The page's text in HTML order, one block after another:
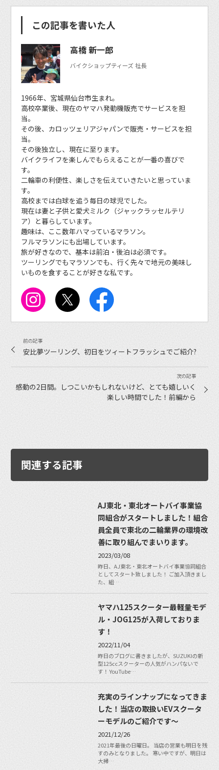
この記事を書いた人
高橋 新一郎
バイクショップティーズ 社長
1966年、宮城県仙台市生まれ。
高校卒業後、現在のヤマハ発動機販売でサービスを担
当。
その後、カロッツェリアジャパンで販売・サービスを担
当。
その後独立し、現在に至ります。
バイクライフを楽しんでもらえることが一番の喜びで
す。
二輪車の利便性、楽しさを伝えていきたいと思っていま
す。
高校までは白球を追う毎日の球児でした。
現在は妻と子供と愛犬ミルク（ジャックラッセルテリ
ア）と暮らしています。
趣味は、ここ数年ハマっているマラソン。
フルマラソンにも出場しています。
旅が好きなので、基本は前泊・後泊は必須です。
ツーリングでもマラソンでも、行く先々で地元の美味し
いものを食することが好きな私です。
安比夢ツーリング、初日をツィートフラッシュでご紹介?
感動の2日間。しつこいかもしれないけど、とても嬉しいく
楽しい時間でした！前編から
関連する記事
AJ東北・東北オートバイ事業協
同組合がスタートしました！組合
員全員で東北の二輪業界の環境改
善に取り組んでまいります。
2023/03/08
昨日、AJ東北・東北オートバイ事業協同組合
としてスタート致しました！ ご加入頂きまし
た、組…
ヤマハ125スクーター最軽量モデ
ル・JOG125が入荷しておりま
す！
2022/11/04
昨日のブログに書きましたが、SUZUKIの新
型125ccスクーターの人気がハンパないで
す！ YouTube…
充実のラインナップになってきま
した！当店の取扱いEVスクータ
ーモデルのご紹介です〜
2021/12/26
2021年最後の日曜日。 当店の営業も明日を残
すのみとなりました。 寒い中ですが、明日は
大掃…